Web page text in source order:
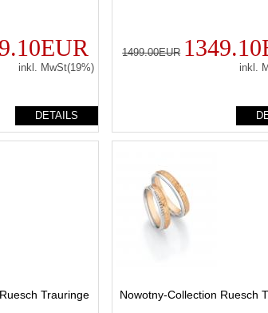
inkl. MwSt(19%)
DETAILS
1499.00EUR
inkl.
Trauringe Nowotny-Collection Ruesch